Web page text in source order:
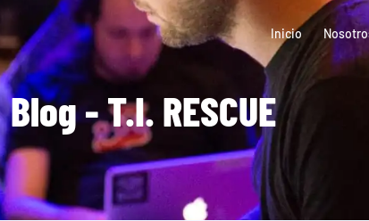
Inicio
Blog - T.I. RESCUE